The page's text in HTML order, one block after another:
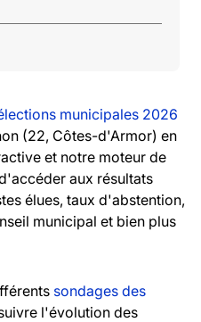
municipales 2026
(22, Côtes-d'Armor) en
et notre moteur de
aux résultats
élues, taux d'abstention,
municipal et bien plus
sondages des
l'évolution des